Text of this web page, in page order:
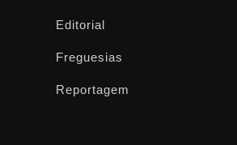
Editorial
Freguesias
Reportagem